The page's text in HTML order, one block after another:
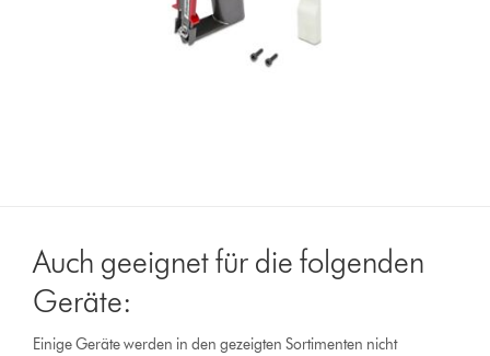
Auch geeignet für die folgenden
Geräte:
Einige Geräte werden in den gezeigten Sortimenten nicht